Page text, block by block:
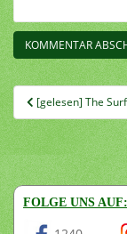
[gelesen] The
FOLGE UNS AUF: